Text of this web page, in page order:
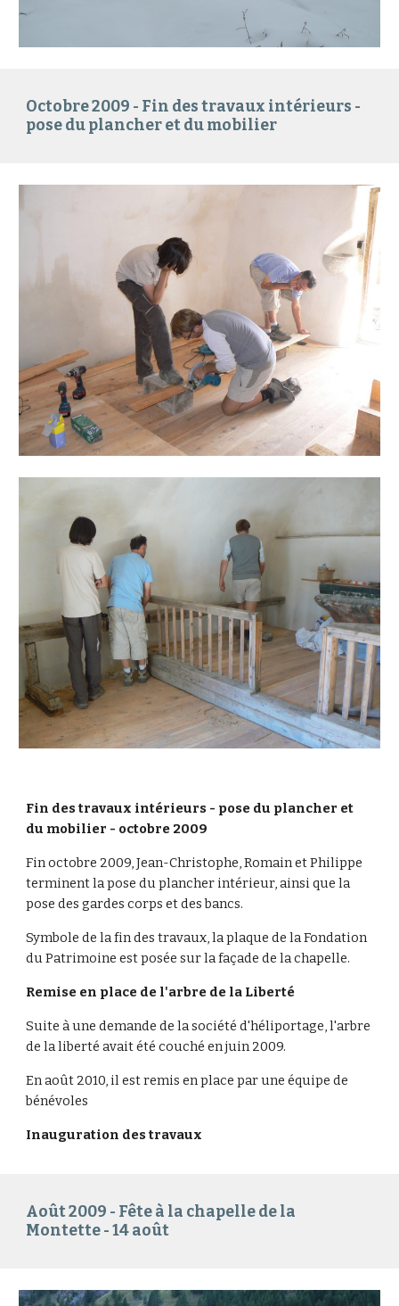
Octobre 2009 - Fin des travaux intérieurs -
pose du plancher et du mobilier
Fin des travaux intérieurs - pose du plancher et
du mobilier - octobre 2009
Fin octobre 2009, Jean-Christophe, Romain et Philippe
terminent la pose du plancher intérieur, ainsi que la
pose des gardes corps et des bancs.
Symbole de la fin des travaux, la plaque de la Fondation
du Patrimoine est posée sur la façade de la chapelle.
Remise en place de l'arbre de la Liberté
Suite à une demande de la société d'héliportage, l'arbre
de la liberté avait été couché en juin 2009.
En août 2010, il est remis en place par une équipe de
bénévoles
Inauguration des travaux
Août 2009 - Fête à la chapelle de la
Montette - 14 août